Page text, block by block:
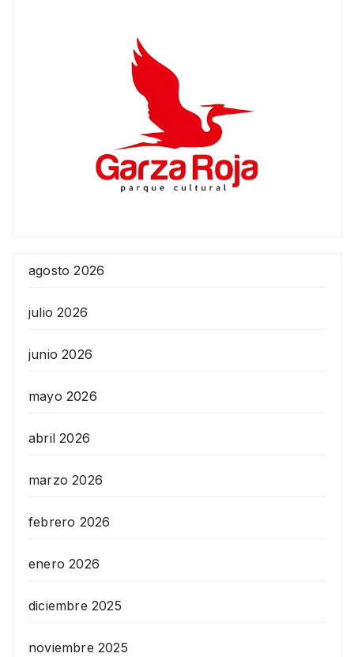
agosto 2026
julio 2026
junio 2026
mayo 2026
abril 2026
marzo 2026
febrero 2026
enero 2026
diciembre 2025
noviembre 2025